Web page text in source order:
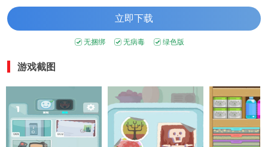
立即下载
无捆绑 无病毒 绿色版
游戏截图